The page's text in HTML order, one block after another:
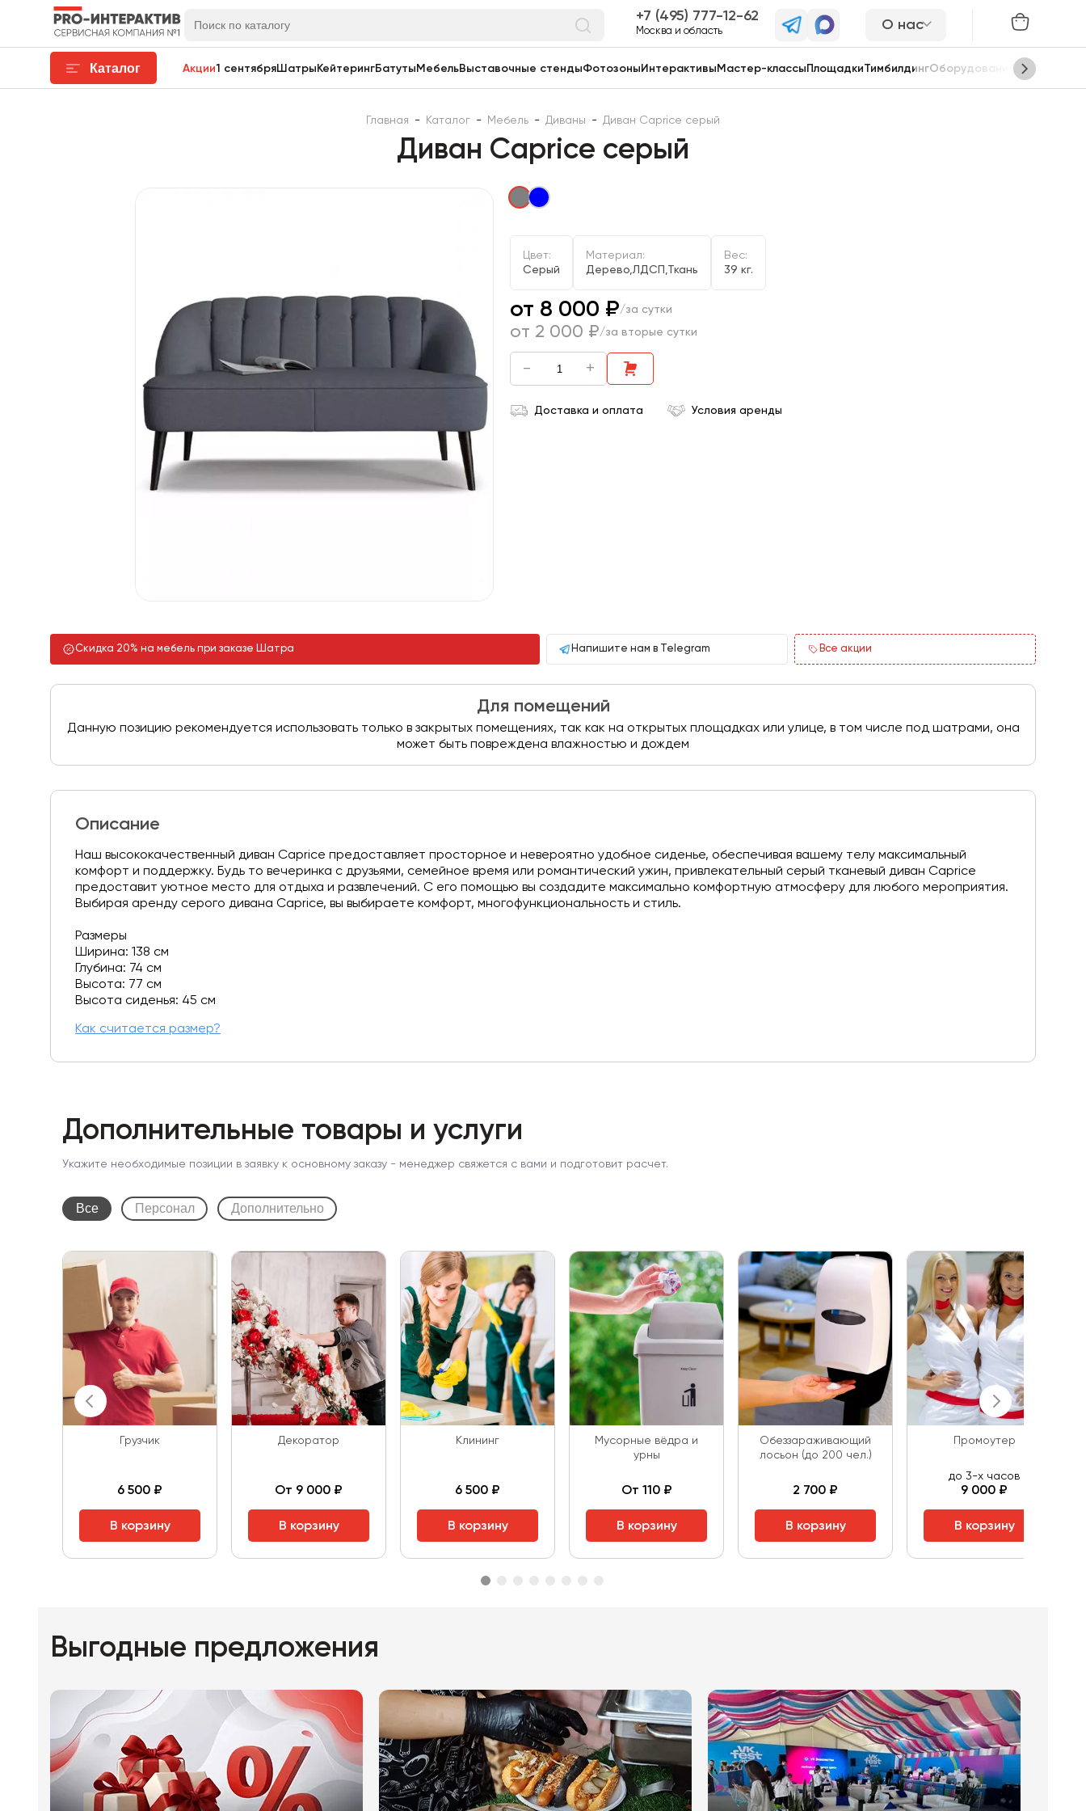
7 (495) 777-12-62
Москва и область О нас
Каталог Акции1 сентябряШатры КейтерингБатуты МебельВыставочные стендыФотозоны Интерактивы Мастер-классы ПлощадкиТимбилдингОборудование Сцены
Главная - Каталог - Мебель - Диваны - Диван Caprice серый
Диван Caprice серый
Цвет:
Серый
Материал:
Дерево,ЛДСП,Ткань
Вес:
39 кг.
от 8 000 ₽/за сутки
от 2 000 ₽/за вторые сутки
- +
Доставка и оплата Условия аренды
Скидка 20% на мебель при заказе Шатра Напишите нам в Telegram Все акции
Для помещений
Данную позицию рекомендуется использовать только в закрытых помещениях, так как на открытых площадках или улице, в том числе под шатрами, она
может быть повреждена влажностью и дождем
Описание
Наш высококачественный диван Caprice предоставляет просторное и невероятно удобное сиденье, обеспечивая вашему телу максимальный
комфорт и поддержку. Будь то вечеринка с друзьями, семейное время или романтический ужин, привлекательный серый тканевый диван Caprice
предоставит уютное место для отдыха и развлечений. С его помощью вы создадите максимально комфортную атмосферу для любого мероприятия.
Выбирая аренду серого дивана Caprice, вы выбираете комфорт, многофункциональность и стиль.
Размеры
Ширина: 138 см
Глубина: 74 см
Высота: 77 см
Высота сиденья: 45 см
Как считается размер?
Дополнительные товары и услуги
Укажите необходимые позиции в заявку к основному заказу - менеджер свяжется с вами и подготовит расчет.
Все Персонал Дополнительно
Грузчик
6 500 ₽
В корзину
Декоратор
От 9 000 ₽
В корзину
Клининг
6 500 ₽
В корзину
Мусорные вёдра и
урны
От 110 ₽
В корзину
Обеззараживающий
лосьон (до 200 чел.)
2 700 ₽
В корзину
Промоутер
до 3-х часов
9 000 ₽
В корзину
Выгодные предложения